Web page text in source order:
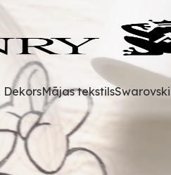
Mājas tekstilsSwarovski